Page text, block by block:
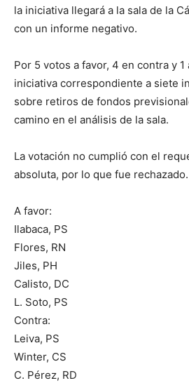
la iniciativa llegará a la sala de la
con un informe negativo.
Por 5 votos a favor, 4 en contra y
iniciativa correspondiente a siete
sobre retiros de fondos
camino en el análisis de la sala.
La votación no cumplió con el
absoluta, por lo que fue rechazado.
A favor:
Ilabaca, PS
Flores, RN
Jiles, PH
Calisto, DC
L. Soto, PS
Contra:
Leiva, PS
Winter, CS
C. Pérez, RD